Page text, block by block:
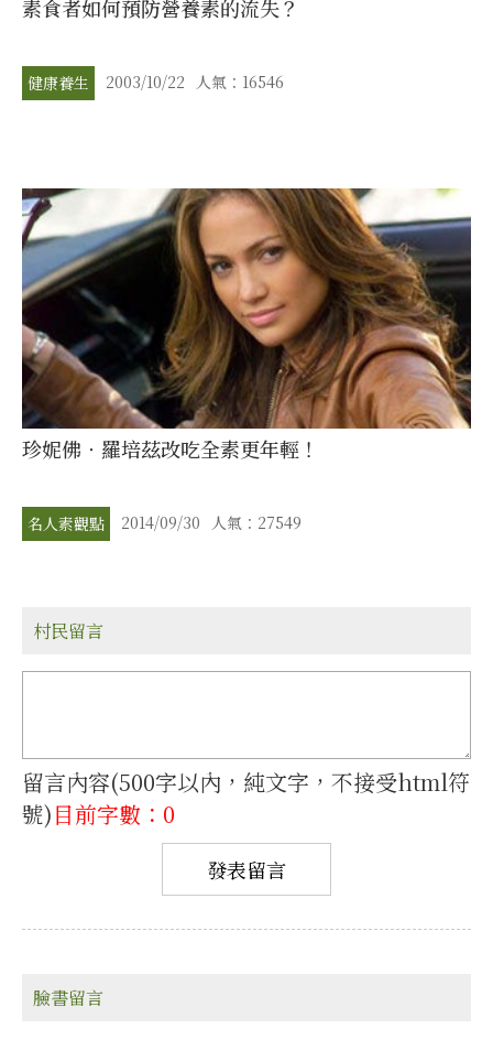
素食者如何預防營養素的流失？
健康養生 2003/10/22 人氣：16546
珍妮佛‧羅培茲改吃全素更年輕！
名人素觀點 2014/09/30 人氣：27549
村民留言
留言內容(500字以內，純文字，不接受html符
號)目前字數：0
臉書留言